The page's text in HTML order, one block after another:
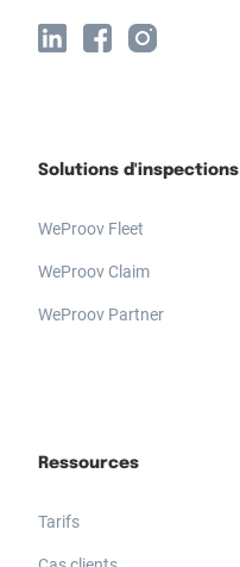
Solutions d'inspections
WeProov Fleet
WeProov Claim
WeProov Partner
Ressources
Tarifs